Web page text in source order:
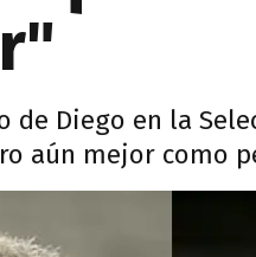
de Diego en la
aún mejor como